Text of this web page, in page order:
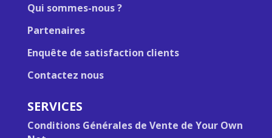
Qui sommes-nous ?
Partenaires
Enquête de satisfaction clients
Contactez nous
SERVICES
Conditions Générales de Vente de Your Own